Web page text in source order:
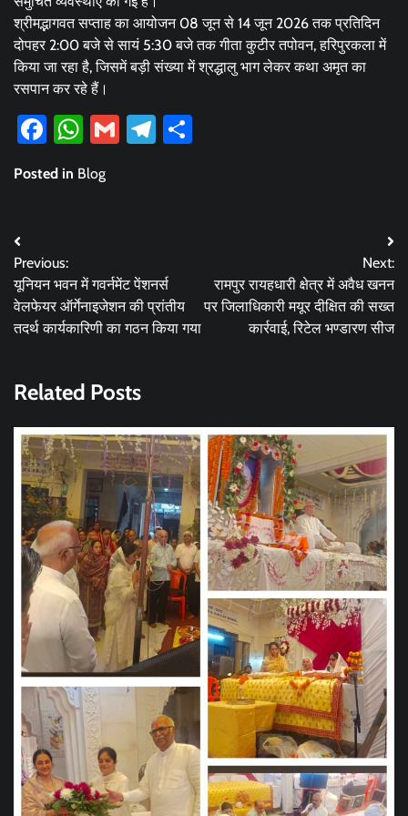
श्रीमद्भागवत सप्ताह का आयोजन 08 जून से 14 जून 2026 तक प्रतिदिन
दोपहर 2:00 बजे से सायं 5:30 बजे तक गीता कुटीर तपोवन, हरिपुरकला में
किया जा रहा है, जिसमें बड़ी संख्या में श्रद्धालु भाग लेकर कथा अमृत का
रसपान कर रहे हैं।
Facebook
WhatsApp
GmailTelegram
Posted in Blog
Post
navigation
Previous:
यूनियन भवन में गवर्नमेंट पेंशनर्स
वेलफेयर ऑर्गेनाइजेशन की प्रांतीय
तदर्थ कार्यकारिणी का गठन किया गया
Next:
रामपुर रायहधारी क्षेत्र में अवैध खनन
पर जिलाधिकारी मयूर दीक्षित की सख्त
कार्रवाई, रिटेल भण्डारण सीज
Related Posts